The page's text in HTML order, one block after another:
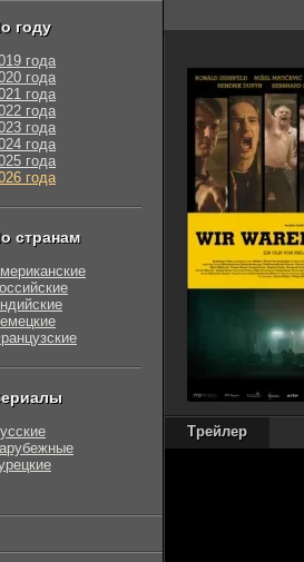
Трейлер
году
года
года
года
года
года
года
года
года
странам